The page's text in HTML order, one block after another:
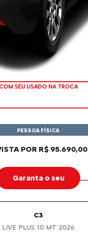
OU TAXA 0%
POR R$ 95.690,00
PESSOA FÍSICA
Garanta o seu
C3
LIVE PLUS 1.0 MT 2026